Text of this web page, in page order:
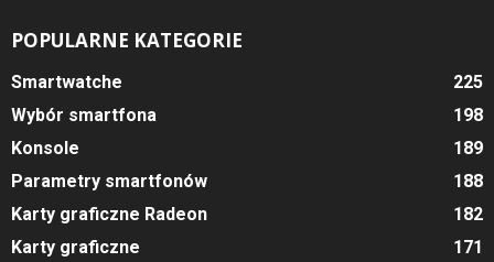
POPULARNE KATEGORIE
Smartwatche
225
Wybór smartfona
198
Konsole
189
Parametry smartfonów
188
Karty graficzne Radeon
182
Karty graficzne
171